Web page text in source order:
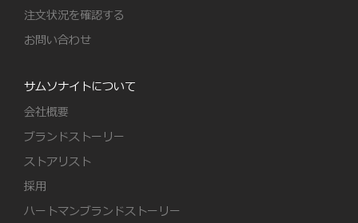
注文状況を確認する
お問い合わせ
サムソナイトについて
会社概要
ブランドストーリー
ストアリスト
採用
ハートマンブランドストーリー